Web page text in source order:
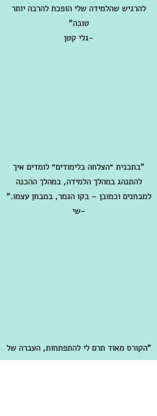
להרגיש שהלמידה שלי הופכת להרבה יותר
טובה"
-גלי קטן
"בתכנית ״הצלחה בלימודים״ לומדים איך
להתנהג במהלך הלמידה, במהלך ההכנה
למבחנים וכמובן – בקו הגמר, במבחן עצמו."
-שי
"הקורס מאוד תרם לי להתפתחות, העברה של
התכנים היא מאוד יסודית ומקיפה, והדרך